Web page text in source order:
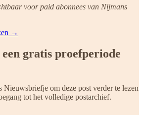
voor paid abonnees van Nijmans
→
gratis proefperiode
Nieuwsbriefje om deze post verder te lezen
tot het volledige postarchief.